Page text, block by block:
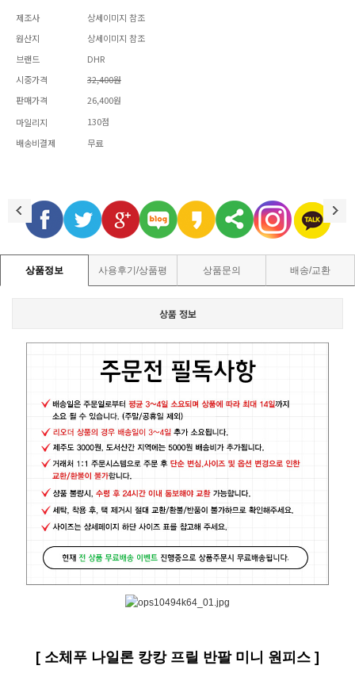
제조사
상세이미지 참조
원산지
상세이미지 참조
브랜드
DHR
시중가격
32,400원
판매가격
26,400원
마일리지
130점
배송비결제
무료
상품정보 사용후기/상품평 상품문의 배송/교환
상품 정보
[ 소체푸 나일론 캉캉 프릴 반팔 미니 원피스 ]